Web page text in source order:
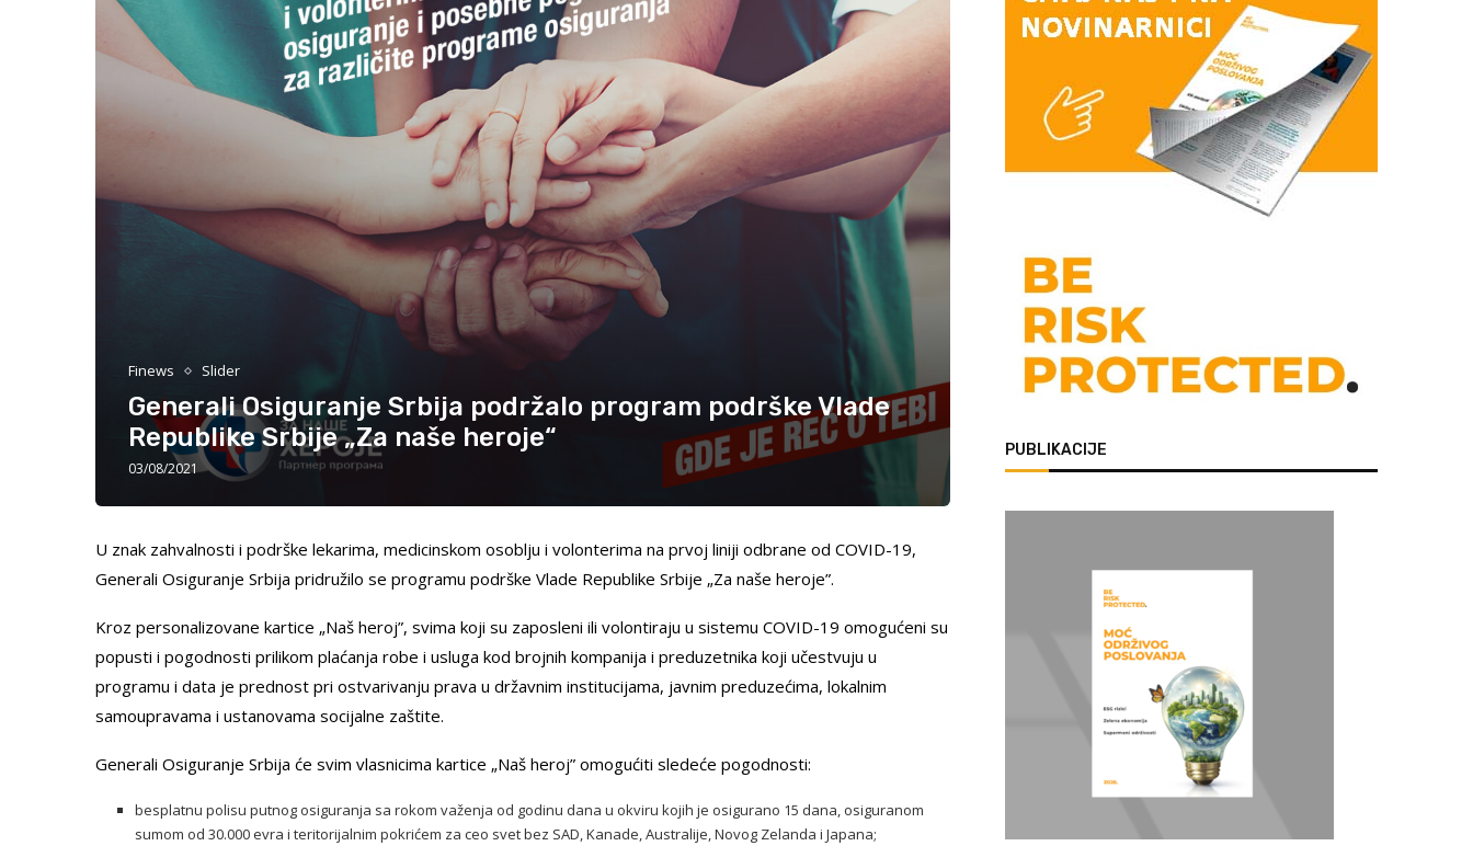
Finews Slider
Generali Osiguranje Srbija podržalo program podrške Vlade
Republike Srbije „Za naše heroje“
03/08/2021
U znak zahvalnosti i podrške lekarima, medicinskom osoblju i volonterima na prvoj liniji odbrane od COVID-19,
Generali Osiguranje Srbija pridružilo se programu podrške Vlade Republike Srbije „Za naše heroje”.
Kroz personalizovane kartice „Naš heroj”, svima koji su zaposleni ili volontiraju u sistemu COVID-19 omogućeni su
popusti i pogodnosti prilikom plaćanja robe i usluga kod brojnih kompanija i preduzetnika koji učestvuju u
programu i data je prednost pri ostvarivanju prava u državnim institucijama, javnim preduzećima, lokalnim
samoupravama i ustanovama socijalne zaštite.
Generali Osiguranje Srbija će svim vlasnicima kartice „Naš heroj” omogućiti sledeće pogodnosti:
besplatnu polisu putnog osiguranja sa rokom važenja od godinu dana u okviru kojih je osigurano 15 dana, osiguranom
sumom od 30.000 evra i teritorijalnim pokrićem za ceo svet bez SAD, Kanade, Australije, Novog Zelanda i Japana;
PUBLIKACIJE